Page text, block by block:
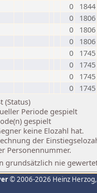
0
1844
0
1806
0
1806
0
1806
0
1745
0
1745
0
1745
0
1745
(Status)
Periode gespielt
gespielt
keine Elozahl hat.
der
Personennummer.
grundsätzlich nie
© 2006-2026 Heinz Herzog